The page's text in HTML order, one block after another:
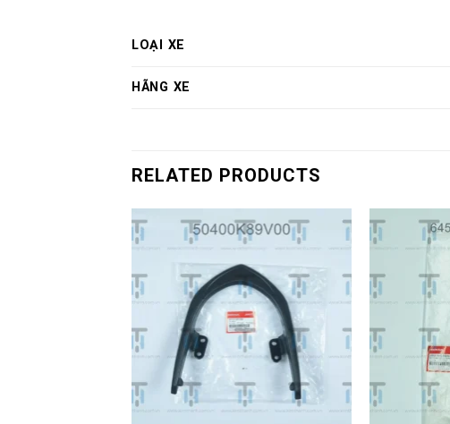
LOẠI XE
HÃNG XE
RELATED PRODUCTS